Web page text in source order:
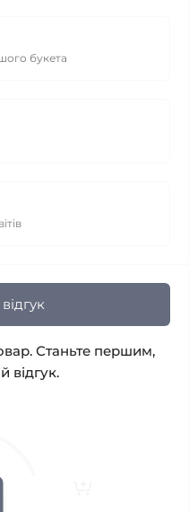
букета
Станьте першим,
відгук.